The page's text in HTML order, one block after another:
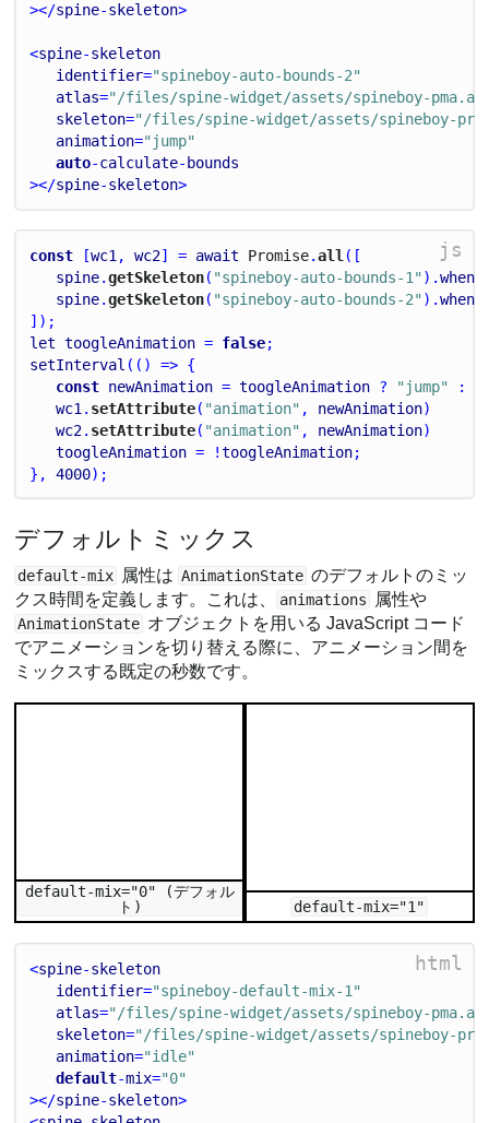
></spine-skeleton>
<spine-skeleton
identifier="spineboy-auto-bounds-2"
atlas="/files/spine-widget/assets/spineboy-
skeleton="/files/spine-widget/assets/spineboy-
animation="jump"
auto-calculate- bounds
></spine-skeleton>
js
const [wc1 , wc2] = await Promise.all ([
spine.getSkeleton( "spineboy-auto-bounds-1").
spine.getSkeleton( "spineboy-auto-bounds-2").
]);
let toogleAnimation = false;
setInterval (() => {
const newAnimation = toogleAnimation ? "jump" :
wc1 . setAttribute( "animation" , newAnimation)
wc2. setAttribute( "animation" , newAnimation)
toogleAnimation = !toogleAnimation;
}, 4000);
デフォルトミックス
default-mix 属性は AnimationState のデフォルトのミッ
クス時間を定義します。これは、
animations 属性や
AnimationState オブジェクトを用いる JavaScript コード
でアニメーションを切り替える際に、アニメーション間を
ミックスする既定の秒数です。
default-mix="0" (デフォル
ト)
default-mix="1"
html
<spine-skeleton
identifier="spineboy-default-mix-1"
atlas="/files/spine-widget/assets/spineboy-
skeleton="/files/spine-widget/assets/spineboy-
animation="idle"
default-mix="0"
></spine-skeleton>